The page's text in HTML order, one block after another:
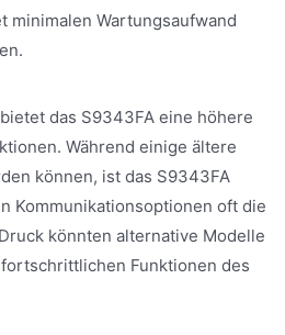
minimalen Wartungsaufwand
das S9343FA eine höhere
Während einige ältere
können, ist das S9343FA
Kommunikationsoptionen oft die
könnten alternative Modelle
Funktionen des